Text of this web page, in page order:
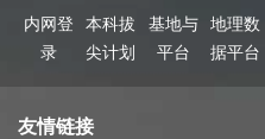
内网登
录
本科拔
尖计划
基地与
平台
地理数
据平台
友情链接